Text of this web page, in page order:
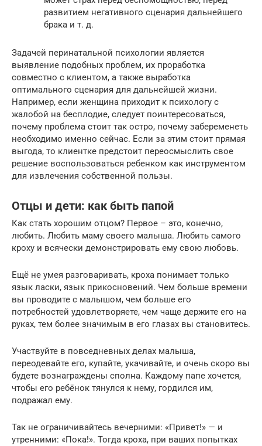
развитием негативного сценария дальнейшего
брака и т. д.
Задачей перинатальной психологии является
выявление подобных проблем, их проработка
совместно с клиентом, а также выработка
оптимального сценария для дальнейшей жизни.
Например, если женщина приходит к психологу с
жалобой на бесплодие, следует поинтересоваться,
почему проблема стоит так остро, почему забеременеть
необходимо именно сейчас. Если за этим стоит прямая
выгода, то клиентке предстоит переосмыслить свое
решение воспользоваться ребенком как инструментом
для извлечения собственной пользы.
Отцы и дети: как быть папой
Как стать хорошим отцом? Первое – это, конечно,
любить. Любить маму своего малыша. Любить самого
кроху и всячески демонстрировать ему свою любовь.
Ещё не умея разговаривать, кроха понимает только
язык ласки, язык прикосновений. Чем больше времени
вы проводите с малышом, чем больше его
потребностей удовлетворяете, чем чаще держите его на
руках, тем более значимым в его глазах вы становитесь.
Участвуйте в повседневных делах малыша,
переодевайте его, купайте, укачивайте, и очень скоро вы
будете вознаграждены сполна. Каждому папе хочется,
чтобы его ребёнок тянулся к нему, гордился им,
подражал ему.
Так не ограничивайтесь вечерними: «Привет!» — и
утренними: «Пока!». Тогда кроха, при ваших попытках